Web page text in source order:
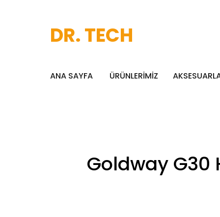
DR. TECH
ANA SAYFA ÜRÜNLERİMİZ
Goldway G30